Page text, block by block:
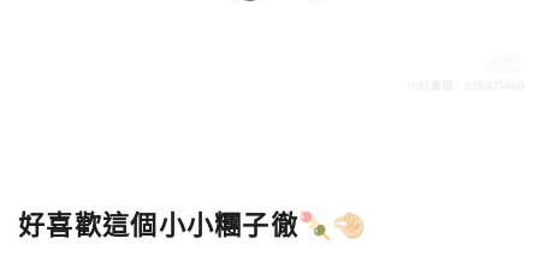
好喜歡這個小小糰子徹🍡🤏🏻